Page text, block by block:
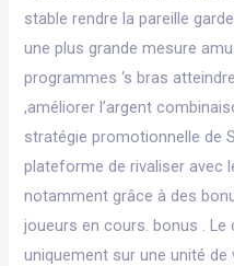
stable rendre la pareille
une plus grande mesure
programmes ‘s bras
,améliorer l’argent
stratégie promotionnelle de
plateforme de rivaliser avec
notamment grâce à des
joueurs en cours. bonus .
uniquement sur une unité